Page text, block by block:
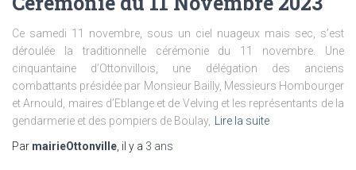
Ce samedi 11 novembre, sous un ciel nuageux mais sec, s’est
déroulée la traditionnelle cérémonie du 11 novembre. Une
cinquantaine d’Ottonvillois, une délégation des anciens
combattants présidée par Monsieur Bailly, Messieurs Hombourger
et Arnould, maires d’Eblange et de Velving et les représentants de la
gendarmerie et des pompiers de Boulay,
Lire la suite
Par mairieOttonville , il y a 3 ans